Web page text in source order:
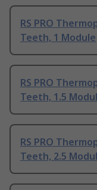
RS PRO
Teeth, 1 Module
RS PRO
Teeth, 1.5
RS PRO
Teeth, 2.5